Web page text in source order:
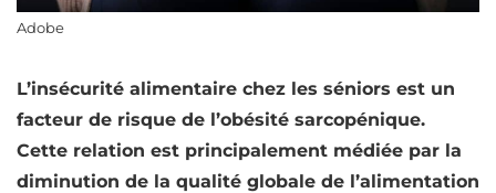
Adobe
L’insécurité alimentaire chez les séniors est un
facteur de risque de l’obésité sarcopénique.
Cette relation est principalement médiée par la
diminution de la qualité globale de l’alimentation